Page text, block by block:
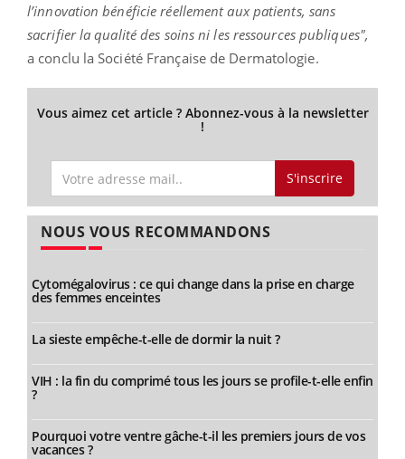
l’innovation bénéficie réellement aux patients, sans
sacrifier la qualité des soins ni les ressources publiques",
a conclu la Société Française de Dermatologie.
Vous aimez cet article ? Abonnez-vous à la newsletter
!
S'inscrire
NOUS VOUS RECOMMANDONS
Cytomégalovirus : ce qui change dans la prise en charge
des femmes enceintes
La sieste empêche-t-elle de dormir la nuit ?
VIH : la fin du comprimé tous les jours se profile-t-elle enfin
?
Pourquoi votre ventre gâche-t-il les premiers jours de vos
vacances ?